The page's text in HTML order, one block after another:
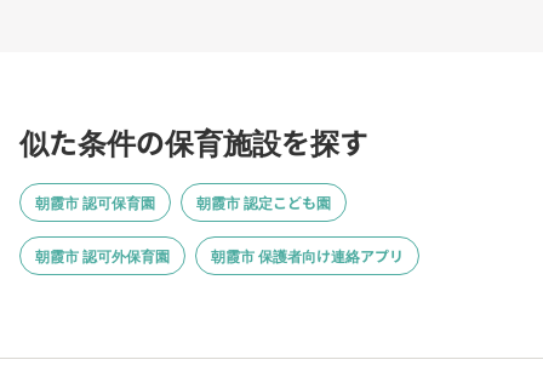
似た条件の保育施設を探す
朝霞市 認可保育園 朝霞市 認定こども園
朝霞市 認可外保育園 朝霞市 保護者向け連絡アプリ